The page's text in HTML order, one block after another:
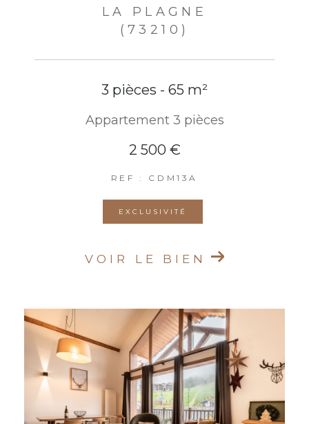
LA PLAGNE
(73210)
3 pièces - 65 m²
Appartement 3 pièces
2 500 €
REF : CDM13A
EXCLUSIVITÉ
VOIR LE BIEN